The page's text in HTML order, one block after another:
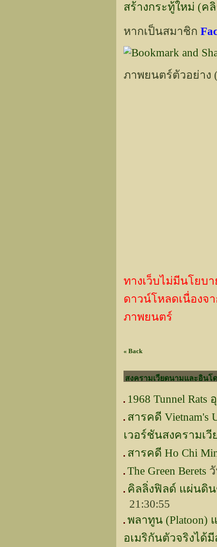
สร้างกระทู้ใหม่ (ค
หากเป็นสมาชิก
ภาพยนตร์ตัวอย่าง
ทางเว็บไม่มีนโยบ
ดาวน์โหลดเนื่องจ
ภาพยนตร์
« Back
สงครามเวียดนามและอินโ
1968 Tunnel
สารคดี Vietnam's
เวอร์ชันสงครามเ
สารคดี Ho Chi
The Green Berets
คิลลิ่งฟิลด์ แผ่นดิ
21:30:55
พลาทูน (Platoon)
อเมริกันตัวจริงได้